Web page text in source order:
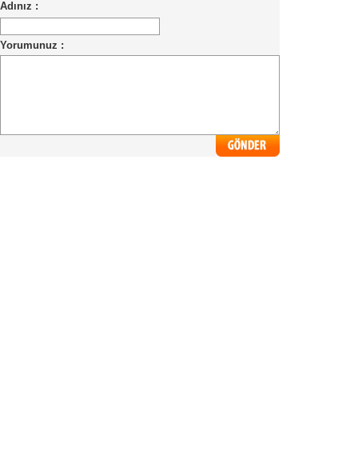
Adınız :
Yorumunuz :